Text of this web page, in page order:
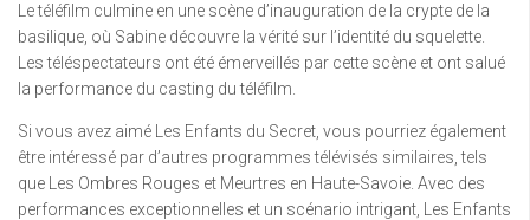
Le téléfilm culmine en une scène d’inauguration de la crypte de la
basilique, où Sabine découvre la vérité sur l’identité du squelette.
Les téléspectateurs ont été émerveillés par cette scène et ont salué
la performance du casting du téléfilm.
Si vous avez aimé Les Enfants du Secret, vous pourriez également
être intéressé par d’autres programmes télévisés similaires, tels
que Les Ombres Rouges et Meurtres en Haute-Savoie. Avec des
performances exceptionnelles et un scénario intrigant, Les Enfants